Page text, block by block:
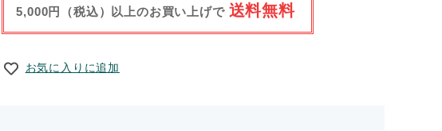
5,000円（税込）以上のお買い上げで 送料無料
お気に入りに追加